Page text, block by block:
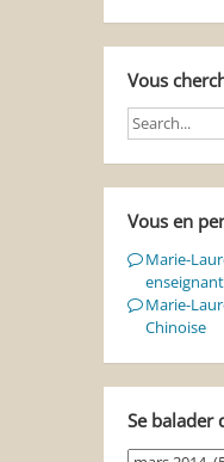
Vous
Vous en
Marie-
Marie-
Chinoise
Se balader